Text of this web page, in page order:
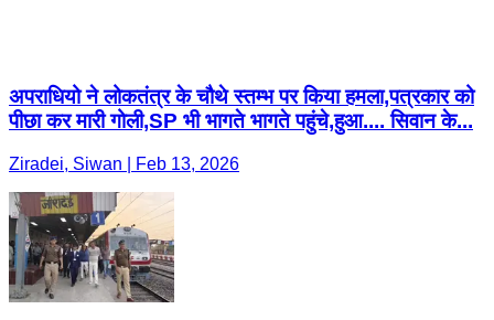
अपराधियो ने लोकतंत्र के चौथे स्तम्भ पर किया हमला,पत्रकार को
पीछा कर मारी गोली,SP भी भागते भागते पहुंचे,हुआ.... सिवान के...
Ziradei, Siwan | Feb 13, 2026